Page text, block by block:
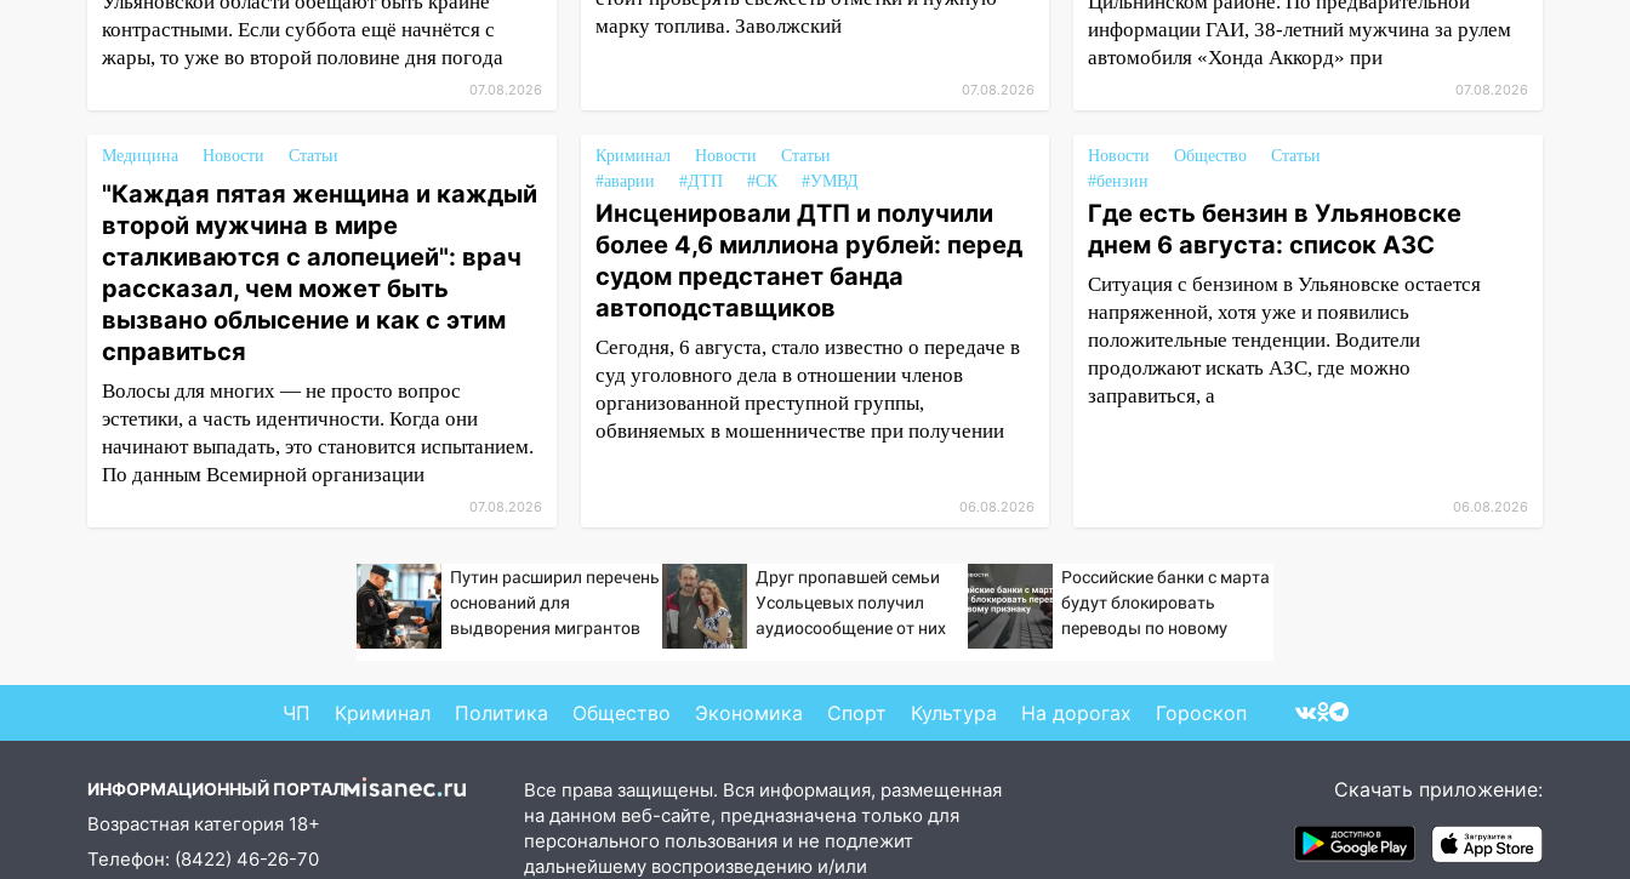
13:20 В Ульяновске за один
день обокрали женщину на
мужчина выбросил из машины
страйкбольную гранату: его
задержали
12:34 На Ульяновскую область
надвигается сильнейшая
непогода: град и шквал до 27
м/с
12:31
иномарку из Европы и потерял
760 тысяч рублей
12:20 В Чердаклинском районе
Где есть бензин в
Ульяновске 7 августа: список
Заснул рядом с ребёнком
и случайно задушил его: суд
11:38 В Ленинском районе
пожар полностью уничтожил
дачный дом и сарай
контрастными. Если суббота ещё начнётся с
жары, то уже во второй половине дня погода
07.08.2026
марку топлива. Заволжский
07.08.2026
информации ГАИ, 38-летний мужчина за рулем
автомобиля «Хонда Аккорд» при
07.08.2026
Медицина Новости Статьи
"Каждая пятая женщина и каждый
второй мужчина в мире
сталкиваются с алопецией": врач
рассказал, чем может быть
вызвано облысение и как с этим
справиться
Волосы для многих — не просто вопрос
эстетики, а часть идентичности. Когда они
начинают выпадать, это становится испытанием.
По данным Всемирной организации
07.08.2026
Криминал Новости
Статьи
#аварии
#ДТП #СК #УМВД
Инсценировали ДТП и получили
более 4,6 миллиона рублей: перед
судом предстанет банда
автоподставщиков
Сегодня, 6 августа, стало известно о передаче в
суд уголовного дела в отношении членов
организованной преступной группы,
обвиняемых в мошенничестве при получении
06.08.2026
Новости Общество
Статьи
#бензин
Где есть бензин в Ульяновске
днем 6 августа: список АЗС
Ситуация с бензином в Ульяновске остается
напряженной, хотя уже и появились
положительные тенденции. Водители
продолжают искать АЗС, где можно
заправиться, а
06.08.2026
Путин расширил перечень
оснований для
выдворения мигрантов
Друг пропавшей семьи
Усольцевых получил
аудиосообщение от них
Российские банки с марта
будут блокировать
переводы по новому
ЧП Криминал Политика Общество Экономика Спорт Культура На дорогах Гороскоп
ИНФОРМАЦИОННЫЙ ПОРТАЛ
Возрастная категория 18+
Телефон: (8422) 46-26-70
Все права защищены. Вся информация, размещенная
на данном веб-сайте, предназначена только для
персонального пользования и не подлежит
дальнейшему воспроизведению и/или
Скачать приложение: